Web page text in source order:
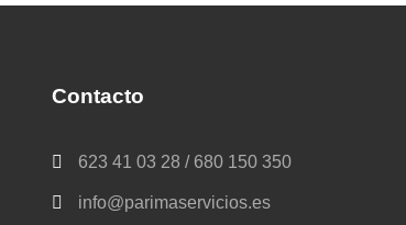
Contacto
623 41 03 28 / 680 150 350
info@parimaservicios.es